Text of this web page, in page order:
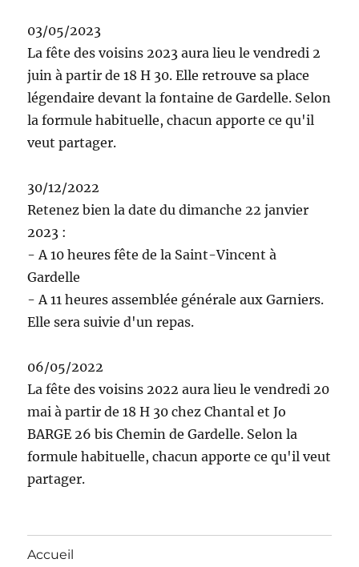
03/05/2023
La fête des voisins 2023 aura lieu le vendredi 2
juin à partir de 18 H 30. Elle retrouve sa place
légendaire devant la fontaine de Gardelle. Selon
la formule habituelle, chacun apporte ce qu'il
veut partager.
30/12/2022
Retenez bien la date du dimanche 22 janvier
2023 :
- A 10 heures fête de la Saint-Vincent à
Gardelle
- A 11 heures assemblée générale aux Garniers.
Elle sera suivie d'un repas.
06/05/2022
La fête des voisins 2022 aura lieu le vendredi 20
mai à partir de 18 H 30 chez Chantal et Jo
BARGE 26 bis Chemin de Gardelle. Selon la
formule habituelle, chacun apporte ce qu'il veut
partager.
Accueil